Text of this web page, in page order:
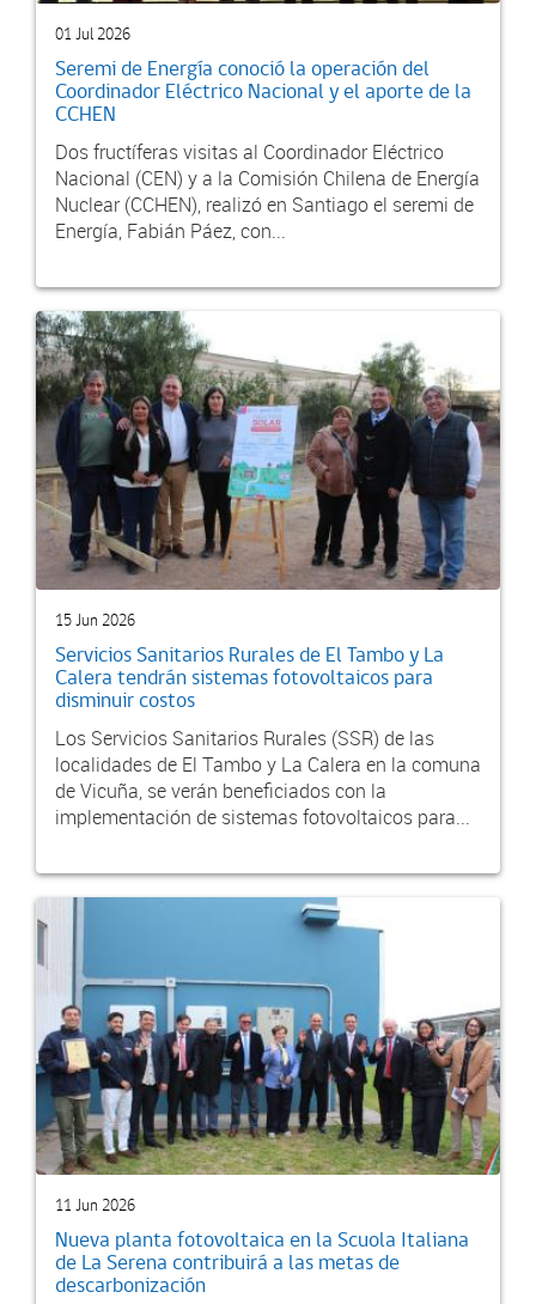
01 Jul 2026
Seremi de Energía conoció la operación del
Coordinador Eléctrico Nacional y el aporte de la
CCHEN
Dos fructíferas visitas al Coordinador Eléctrico
Nacional (CEN) y a la Comisión Chilena de Energía
Nuclear (CCHEN), realizó en Santiago el seremi de
Energía, Fabián Páez, con...
15 Jun 2026
Servicios Sanitarios Rurales de El Tambo y La
Calera tendrán sistemas fotovoltaicos para
disminuir costos
Los Servicios Sanitarios Rurales (SSR) de las
localidades de El Tambo y La Calera en la comuna
de Vicuña, se verán beneficiados con la
implementación de sistemas fotovoltaicos para...
11 Jun 2026
Nueva planta fotovoltaica en la Scuola Italiana
de La Serena contribuirá a las metas de
descarbonización